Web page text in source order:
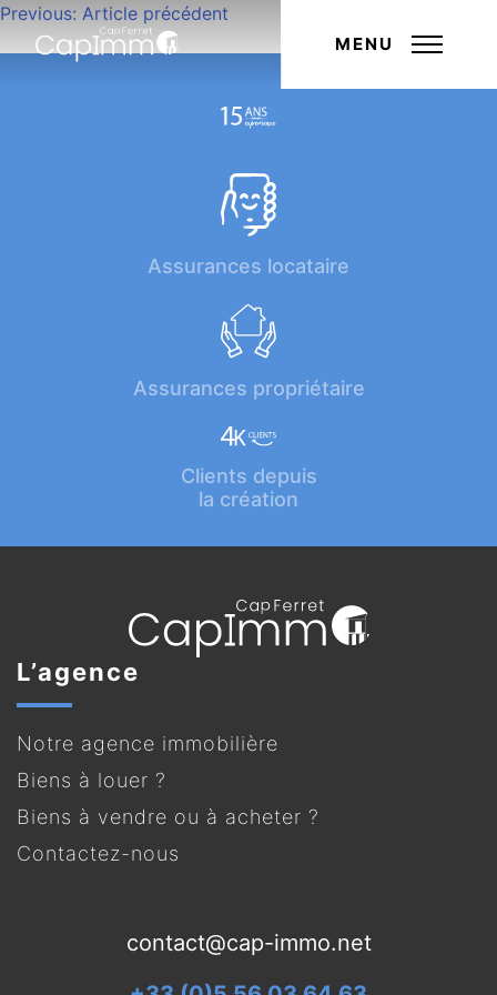
MENU
Navigation
de
Previous: Article précédent
Assurances locataire
Assurances propriétaire
Clients depuis
la création
L’agence
Notre agence immobilière
Biens à louer ?
Biens à vendre ou à acheter ?
Contactez-nous
contact@cap-immo.net